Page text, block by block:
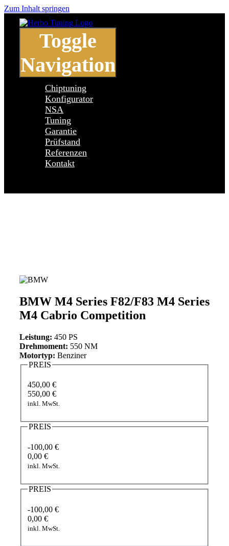
Zum Inhalt springen
Toggle
Navigation
Chiptuning
Konfigurator
NSA
Tuning
Garantie
Prüfstand
Referenzen
Kontakt
BMW M4 Series F82/F83 M4 Series
M4 Cabrio Competition
Leistung: 450 PS
Drehmoment: 550 NM
Motortyp: Benziner
PREIS
450,00 €
550,00 €
inkl. MwSt.
PREIS
-100,00 €
0,00 €
inkl. MwSt.
PREIS
-100,00 €
0,00 €
inkl. MwSt.